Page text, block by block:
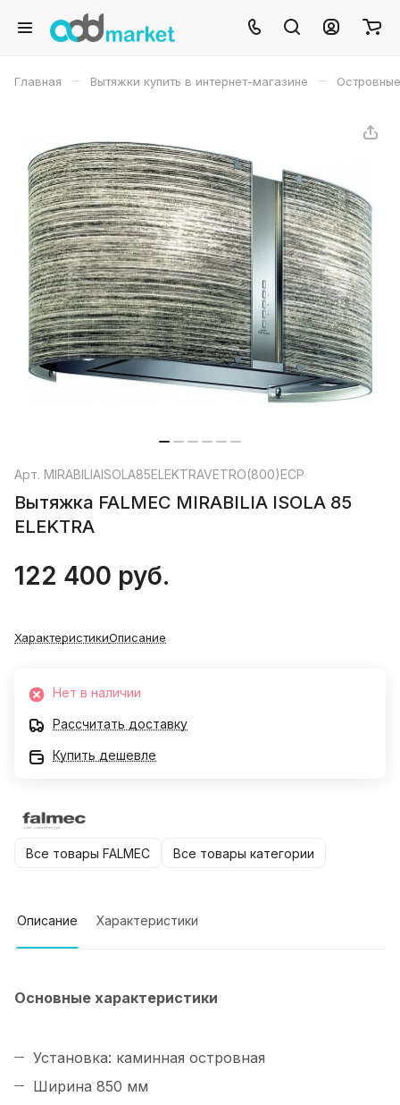
Главная – Вытяжки купить в интернет-магазине –
Арт. MIRABILIAISOLA85ELEKTRAVETRO(800)ECP
Вытяжка FALMEC MIRABILIA ISOLA 85
ELEKTRA
122 400 руб.
ХарактеристикиОписание
Нет в наличии
Рассчитать доставку
Купить дешевле
Все товары FALMEC Все товары категории
Описание Характеристики
Основные характеристики
Установка: каминная островная
Ширина 850 мм